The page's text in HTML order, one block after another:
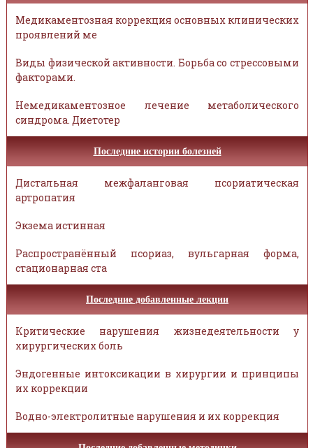
Медикаментозная коррекция основных клинических
проявлений ме
Виды физической активности. Борьба со стрессовыми
факторами.
Немедикаментозное лечение метаболического
синдрома. Диетотер
Последние истории болезней
Дистальная межфаланговая псориатическая
артропатия
Экзема истинная
Распространённый псориаз, вульгарная форма,
стационарная ста
Последние добавленные лекции
Критические нарушения жизнедеятельности у
хирургических боль
Эндогенные интоксикации в хирургии и принципы
их коррекции
Водно-электролитные нарушения и их коррекция